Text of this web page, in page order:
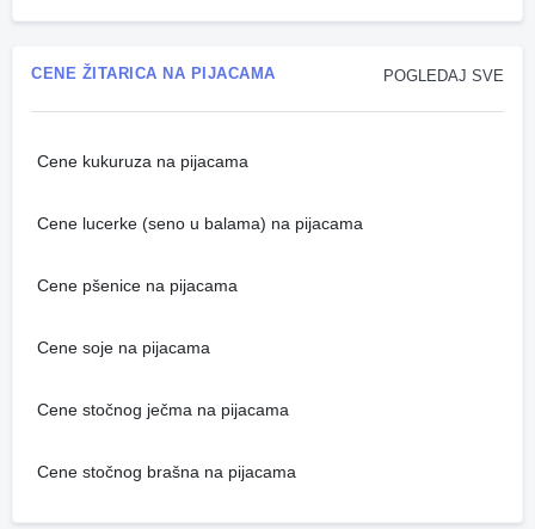
POGLEDAJ SVE
CENE ŽITARICA NA PIJACAMA
Cene kukuruza na pijacama
Cene lucerke (seno u balama) na pijacama
Cene pšenice na pijacama
Cene soje na pijacama
Cene stočnog ječma na pijacama
Cene stočnog brašna na pijacama